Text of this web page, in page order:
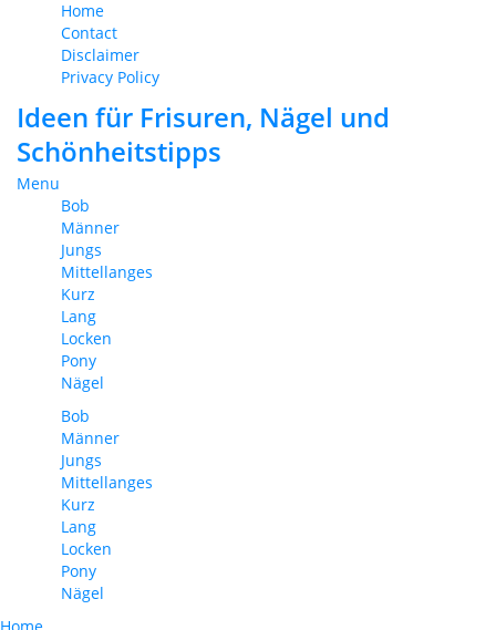
Home
Contact
Disclaimer
Privacy Policy
Ideen für Frisuren, Nägel und
Schönheitstipps
Menu
Bob
Männer
Jungs
Mittellanges
Kurz
Lang
Locken
Pony
Nägel
Bob
Männer
Jungs
Mittellanges
Kurz
Lang
Locken
Pony
Nägel